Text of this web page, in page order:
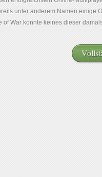
unter anderem Namen einige
War konnte keines dieser